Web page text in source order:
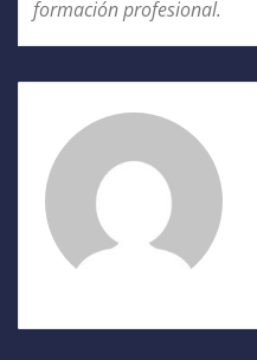
formación profesional.